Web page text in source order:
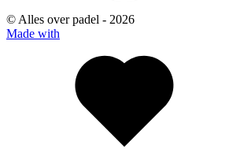
© Alles over padel - 2026
Made with